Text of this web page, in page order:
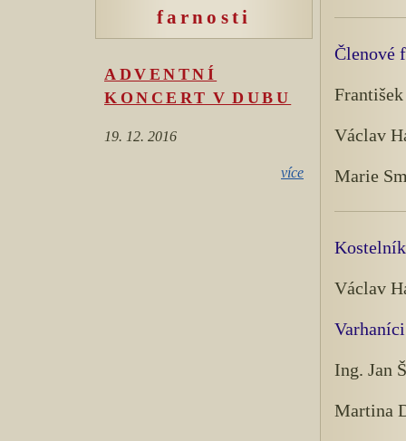
Členové
Václav
Marie
Václav
Ing. Jan
Martina
farnosti
ADVENTNÍ
KONCERT V DUBU
19. 12. 2016
více